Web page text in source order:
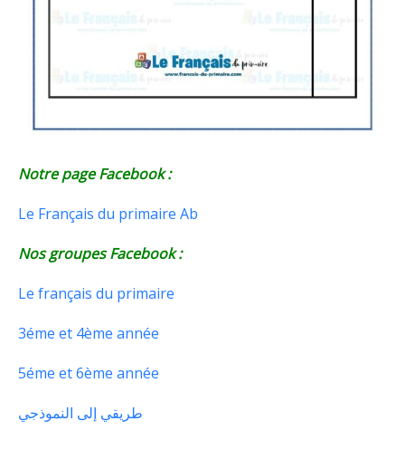
Notre page Facebook :
Le Français du primaire Ab
Nos groupes Facebook :
Le français du primaire
3éme et 4ème année
5éme et 6ème année
طريقي إلى النموذجي